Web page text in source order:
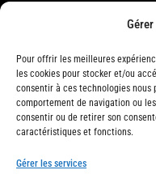
Pour offrir les meilleures
les cookies pour stocker et/ou
consentir à ces technologies
comportement de navigation ou
consentir ou de retirer son
caractéristiques et fonctions.
Gérer les services
Téléphone : 079 747 00
KissMyWheels /
Boutique et atelier
Téléphone : 078 261 06
KissMyWheels /
Atelier
Téléphone : 044 594 48